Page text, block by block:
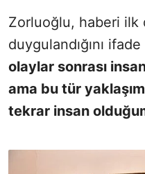
Zorluoğlu, haberi ilk
duygulandığını
olaylar sonrası
ama bu tür
tekrar insan